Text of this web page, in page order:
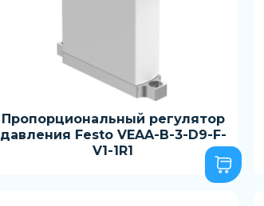
Пропорциональный регулятор
давления Festo VEAA-B-3-D9-F-
V1-1R1